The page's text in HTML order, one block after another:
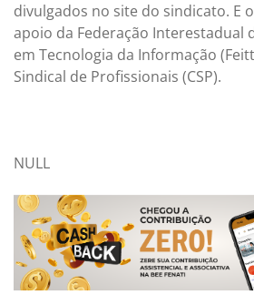
divulgados no site do sindicato. E
apoio da Federação Interestadual
em Tecnologia da Informação
Sindical de Profissionais (CSP).
NULL